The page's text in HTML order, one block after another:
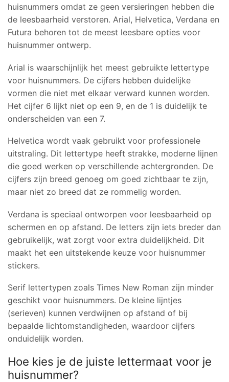
huisnummers omdat ze geen versieringen hebben die
de leesbaarheid verstoren. Arial, Helvetica, Verdana en
Futura behoren tot de meest leesbare opties voor
huisnummer ontwerp.
Arial is waarschijnlijk het meest gebruikte lettertype
voor huisnummers. De cijfers hebben duidelijke
vormen die niet met elkaar verward kunnen worden.
Het cijfer 6 lijkt niet op een 9, en de 1 is duidelijk te
onderscheiden van een 7.
Helvetica wordt vaak gebruikt voor professionele
uitstraling. Dit lettertype heeft strakke, moderne lijnen
die goed werken op verschillende achtergronden. De
cijfers zijn breed genoeg om goed zichtbaar te zijn,
maar niet zo breed dat ze rommelig worden.
Verdana is speciaal ontworpen voor leesbaarheid op
schermen en op afstand. De letters zijn iets breder dan
gebruikelijk, wat zorgt voor extra duidelijkheid. Dit
maakt het een uitstekende keuze voor huisnummer
stickers.
Serif lettertypen zoals Times New Roman zijn minder
geschikt voor huisnummers. De kleine lijntjes
(serieven) kunnen verdwijnen op afstand of bij
bepaalde lichtomstandigheden, waardoor cijfers
onduidelijk worden.
Hoe kies je de juiste lettermaat voor je
huisnummer?